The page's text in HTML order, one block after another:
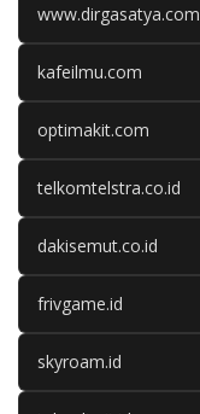
www.dirgasatya.com
kafeilmu.com
optimakit.com
telkomtelstra.co.id
dakisemut.co.id
frivgame.id
skyroam.id